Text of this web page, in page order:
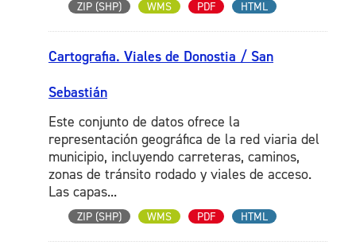
ZIP (SHP) WMS PDF HTML
Cartografia. Viales de Donostia / San
Sebastián
Este conjunto de datos ofrece la
representación geográfica de la red viaria del
municipio, incluyendo carreteras, caminos,
zonas de tránsito rodado y viales de acceso.
Las capas...
ZIP (SHP) WMS PDF HTML